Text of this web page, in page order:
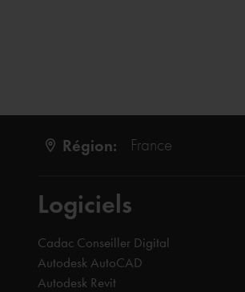
Région: France
Logiciels
Cadac Conseiller Digital
Autodesk AutoCAD
Autodesk Revit